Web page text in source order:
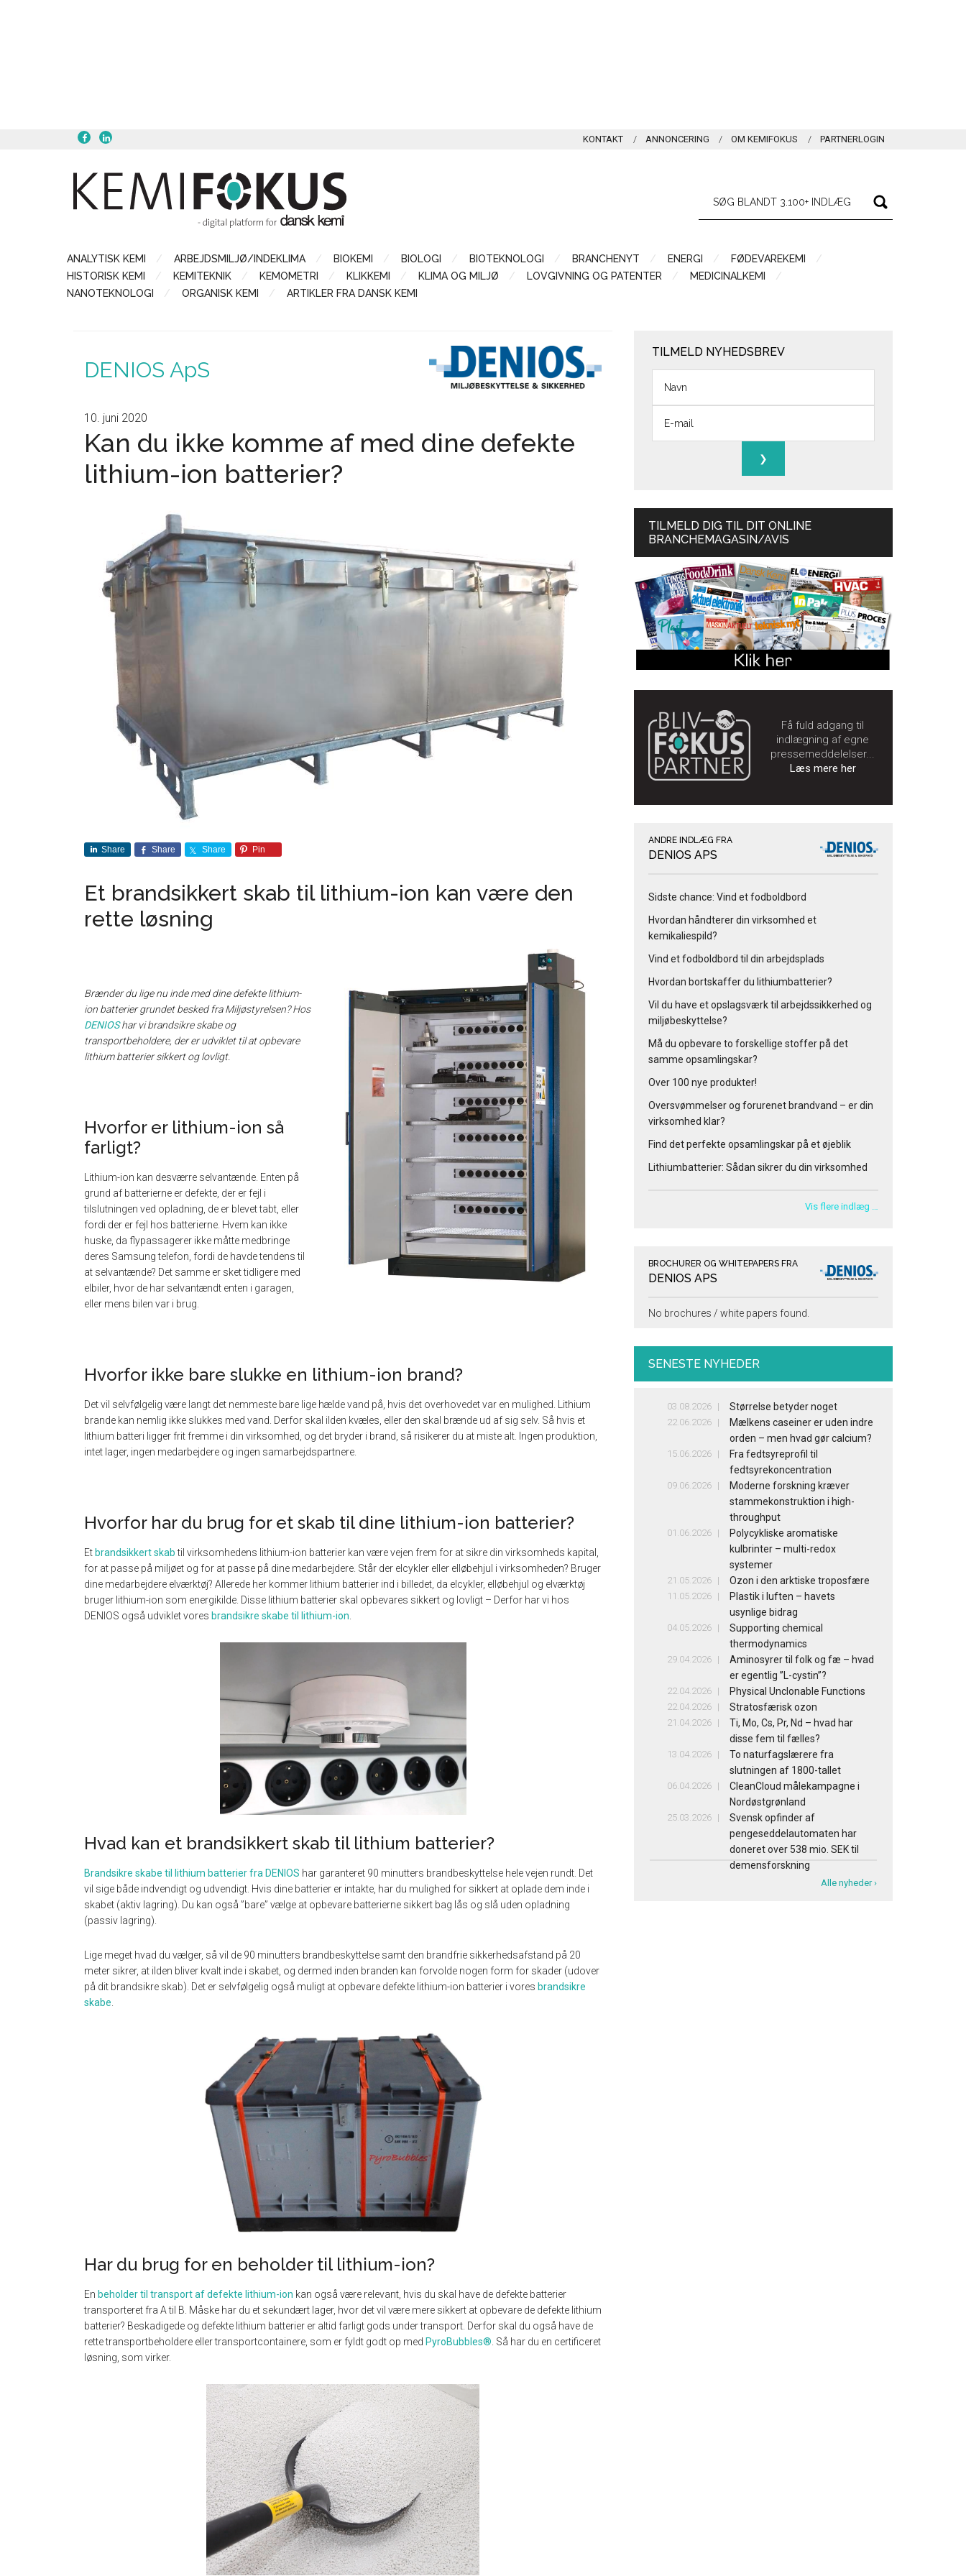
KONTAKT ANNONCERING OM KEMIFOKUS PARTNERLOGIN
ANALYTISK KEMI ARBEJDSMILJØ/INDEKLIMA BIOKEMI BIOLOGI BIOTEKNOLOGI BRANCHENYT ENERGI
FØDEVAREKEMI
HISTORISK KEMI
KEMITEKNIK KEMOMETRI KLIKKEMI KLIMA OG MILJØ LOVGIVNING OG PATENTER
MEDICINALKEMI
NANOTEKNOLOGI
ORGANISK KEMI ARTIKLER FRA DANSK KEMI
DENIOS ApS
10. juni 2020
Kan du ikke komme af med dine defekte
lithium-ion batterier?
Share Share Share Pin
Et brandsikkert skab til lithium-ion kan være den
rette løsning
Brænder du lige nu inde med dine defekte lithium-
ion batterier grundet besked fra Miljøstyrelsen? Hos
DENIOShar vi brandsikre skabe og
transportbeholdere, der er udviklet til at opbevare
lithium batterier sikkert og lovligt.
Hvorfor er lithium-ion så
farligt?
Lithium-ion kan desværre selvantænde. Enten på
grund af batterierne er defekte, der er fejl i
tilslutningen ved opladning, de er blevet tabt, eller
fordi der er fejl hos batterierne. Hvem kan ikke
huske, da flypassagerer ikke måtte medbringe
deres Samsung telefon, fordi de havde tendens til
at selvantænde? Det samme er sket tidligere med
elbiler, hvor de har selvantændt enten i garagen,
eller mens bilen var i brug.
Hvorfor ikke bare slukke en lithium-ion brand?
Det vil selvfølgelig være langt det nemmeste bare lige hælde vand på, hvis det overhovedet var en mulighed. Lithium
brande kan nemlig ikke slukkes med vand. Derfor skal ilden kvæles, eller den skal brænde ud af sig selv. Så hvis et
lithium batteri ligger frit fremme i din virksomhed, og det bryder i brand, så risikerer du at miste alt. Ingen produktion,
intet lager, ingen medarbejdere og ingen samarbejdspartnere.
Hvorfor har du brug for et skab til dine lithium-ion batterier?
Et brandsikkert skabtil virksomhedens lithium-ion batterier kan være vejen frem for at sikre din virksomheds kapital,
for at passe på miljøet og for at passe på dine medarbejdere. Står der elcykler eller elløbehjul i virksomheden? Bruger
dine medarbejdere elværktøj? Allerede her kommer lithium batterier ind i billedet, da elcykler, elløbehjul og elværktøj
bruger lithium-ion som energikilde. Disse lithium batterier skal opbevares sikkert og lovligt – Derfor har vi hos
DENIOS også udviklet vores brandsikre skabe til lithium-ion
Hvad kan et brandsikkert skab til lithium batterier?
Brandsikre skabe til lithium batterier fra DENIOS har garanteret 90 minutters brandbeskyttelse hele vejen rundt. Det
vil sige både indvendigt og udvendigt. Hvis dine batterier er intakte, har du mulighed for sikkert at oplade dem inde i
skabet (aktiv lagring). Du kan også ”bare” vælge at opbevare batterierne sikkert bag lås og slå uden opladning
(passiv lagring).
Lige meget hvad du vælger, så vil de 90 minutters brandbeskyttelse samt den brandfrie sikkerhedsafstand på 20
meter sikrer, at ilden bliver kvalt inde i skabet, og dermed inden branden kan forvolde nogen form for skader (udover
på dit brandsikre skab). Det er selvfølgelig også muligt at opbevare defekte lithium-ion batterier i vores brandsikre
skabe
Har du brug for en beholder til lithium-ion?
En beholder til transport af defekte lithium-ion kan også være relevant, hvis du skal have de defekte batterier
transporteret fra A til B. Måske har du et sekundært lager, hvor det vil være mere sikkert at opbevare de defekte lithium
batterier? Beskadigede og defekte lithium batterier er altid farligt gods under transport. Derfor skal du også have de
rette transportbeholdere eller transportcontainere, som er fyldt godt op med PyroBubbles®. Så har du en certificeret
løsning, som virker.
TILMELD NYHEDSBREV
TILMELD DIG TIL DIT ONLINE
BRANCHEMAGASIN/AVIS
Få fuld adgang til
indlægning af egne
pressemeddelelser...
Læs mere her
ANDRE INDLÆG FRA
DENIOS APS
Sidste chance: Vind et fodboldbord
Hvordan håndterer din virksomhed et
kemikaliespild?
Vind et fodboldbord til din arbejdsplads
Hvordan bortskaffer du lithiumbatterier?
Vil du have et opslagsværk til arbejdssikkerhed og
miljøbeskyttelse?
Må du opbevare to forskellige stoffer på det
samme opsamlingskar?
Over 100 nye produkter!
Oversvømmelser og forurenet brandvand – er din
virksomhed klar?
Find det perfekte opsamlingskar på et øjeblik
Lithiumbatterier: Sådan sikrer du din virksomhed
Vis flere indlæg …
BROCHURER OG WHITEPAPERS FRA
DENIOS APS
No brochures / white papers found.
SENESTE NYHEDER
03.08.2026 Størrelse betyder noget
22.06.2026
Mælkens caseiner er uden indre
orden – men hvad gør calcium?
15.06.2026
Fra fedtsyreprofil til
fedtsyrekoncentration
09.06.2026
Moderne forskning kræver
stammekonstruktion i high-
throughput
01.06.2026
Polycykliske aromatiske
kulbrinter – multi-redox
systemer
21.05.2026 Ozon i den arktiske troposfære
11.05.2026
Plastik i luften – havets
usynlige bidrag
04.05.2026
Supporting chemical
thermodynamics
29.04.2026
Aminosyrer til folk og fæ – hvad
er egentlig ”L-cystin”?
22.04.2026 Physical Unclonable Functions
22.04.2026 Stratosfærisk ozon
21.04.2026
Ti, Mo, Cs, Pr, Nd – hvad har
disse fem til fælles?
13.04.2026
To naturfagslærere fra
slutningen af 1800-tallet
06.04.2026
CleanCloud målekampagne i
Nordøstgrønland
25.03.2026
Svensk opfinder af
pengeseddelautomaten har
doneret over 538 mio. SEK til
demensforskning
Alle nyheder ›